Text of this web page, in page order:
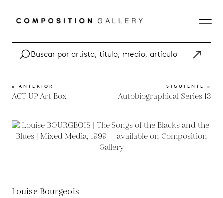
« ANTERIOR
ACT UP Art Box
SIGUIENTE »
Autobiographical Series 13
Louise Bourgeois